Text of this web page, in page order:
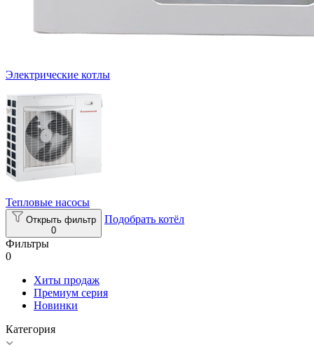
Электрические котлы
Тепловые насосы
Открыть фильтр
0
Подобрать котёл
Фильтры
0
Хиты продаж
Премиум серия
Новинки
Категория